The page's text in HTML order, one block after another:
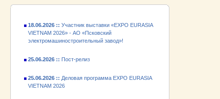
VIETNAM 2026» - АО «Псковский
электромашиностроительный завод»!
VIETNAM 2026